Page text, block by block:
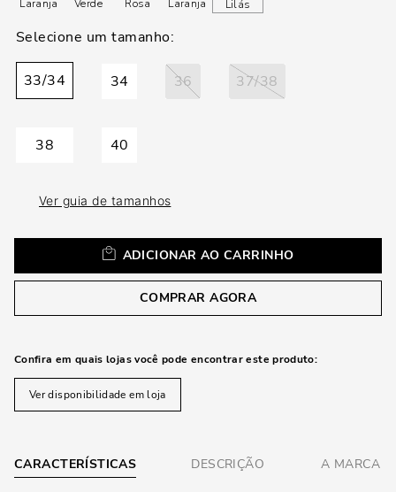
Laranja Verde Rosa Laranja Lilás
33/34 34 36 37/38
38 40
Ver guia de tamanhos
ADICIONAR AO CARRINHO
COMPRAR AGORA
Confira em quais lojas você pode encontrar este produto:
Ver disponibilidade em loja
CARACTERÍSTICAS DESCRIÇÃO A MARCA